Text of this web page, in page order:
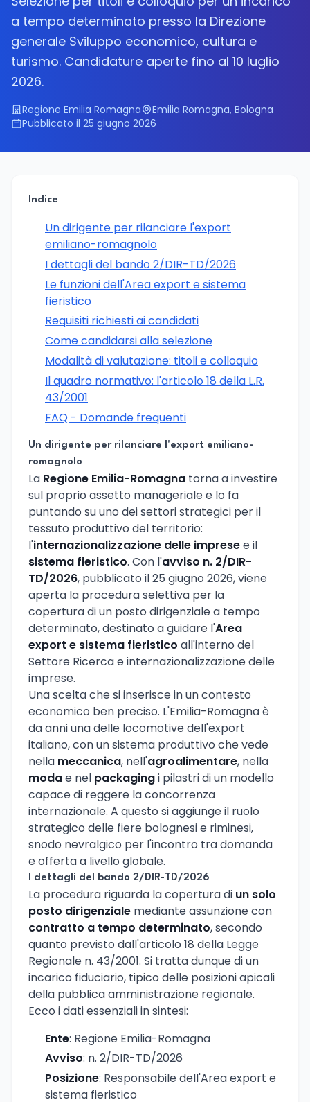
a tempo determinato presso la Direzione
generale Sviluppo economico, cultura e
turismo. Candidature aperte fino al 10 luglio
2026.
Regione Emilia Romagna
Emilia Romagna, Bologna
Pubblicato il 25 giugno 2026
Indice
Un dirigente per rilanciare l'export
emiliano-romagnolo
I dettagli del bando 2/DIR-TD/2026
Le funzioni dell'Area export e sistema
fieristico
Requisiti richiesti ai candidati
Come candidarsi alla selezione
Modalità di valutazione: titoli e colloquio
Il quadro normativo: l'articolo 18 della L.R.
43/2001
FAQ - Domande frequenti
Un dirigente per rilanciare l'export emiliano-
romagnolo
La Regione Emilia-Romagna torna a investire
sul proprio assetto manageriale e lo fa
puntando su uno dei settori strategici per il
tessuto produttivo del territorio:
l'internazionalizzazione delle impresee il
sistema fieristico. Con l'avviso n. 2/DIR-
TD/2026, pubblicato il 25 giugno 2026, viene
aperta la procedura selettiva per la
copertura di un posto dirigenziale a tempo
determinato, destinato a guidare l'Area
export e sistema fieristico all'interno del
Settore Ricerca e internazionalizzazione delle
imprese.
Una scelta che si inserisce in un contesto
economico ben preciso. L'Emilia-Romagna è
da anni una delle locomotive dell'export
italiano, con un sistema produttivo che vede
nella meccanica, nell'agroalimentare, nella
modae nel packagingi pilastri di un modello
capace di reggere la concorrenza
internazionale. A questo si aggiunge il ruolo
strategico delle fiere bolognesi e riminesi,
snodo nevralgico per l'incontro tra domanda
e offerta a livello globale.
I dettagli del bando 2/DIR-TD/2026
La procedura riguarda la copertura di un solo
posto dirigenziale mediante assunzione con
contratto a tempo determinato, secondo
quanto previsto dall'articolo 18 della Legge
Regionale n. 43/2001. Si tratta dunque di un
incarico fiduciario, tipico delle posizioni apicali
della pubblica amministrazione regionale.
Ecco i dati essenziali in sintesi:
Ente: Regione Emilia-Romagna
Avviso: n. 2/DIR-TD/2026
Posizione: Responsabile dell'Area export e
sistema fieristico